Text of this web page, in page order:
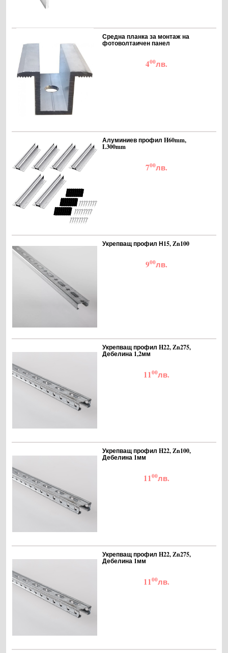
Средна планка за монтаж на
фотоволтаичен панел
400лв.
Алуминиев профил H60mm,
L300mm
700лв.
Укрепващ профил Н15, Zn100
900лв.
Укрепващ профил H22, Zn275,
Дебелина 1,2мм
1100лв.
Укрепващ профил H22, Zn100,
Дебелина 1мм
1100лв.
Укрепващ профил H22, Zn275,
Дебелина 1мм
1100лв.